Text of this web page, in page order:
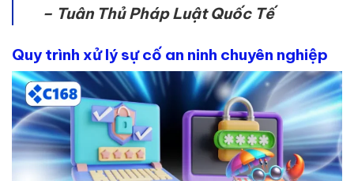
– Tuân Thủ Pháp Luật Quốc Tế
Quy trình xử lý sự cố an ninh chuyên nghiệp